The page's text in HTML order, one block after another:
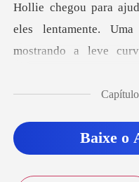
Sair
eles lentamente.
mostr
Baixe o